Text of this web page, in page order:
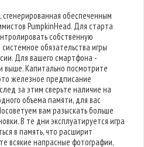
сгенерированная обеспеченным
PumpkinHead. Для старта
собственную
обязательства игры
Для вашего смартфона -
выше. Капитально посмотрите
железное предписание
за этим сверьте наличие на
объема памяти, для вас
вам разыскать больше
В те дни эксплуатируется игра
в память, что расширит
всякие напрасные фотографии,